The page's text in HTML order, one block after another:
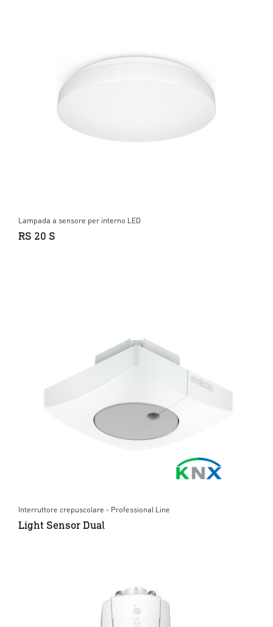
Lampada a sensore per interno LED
RS 20 S
Interruttore crepuscolare - Professional Line
Light Sensor Dual